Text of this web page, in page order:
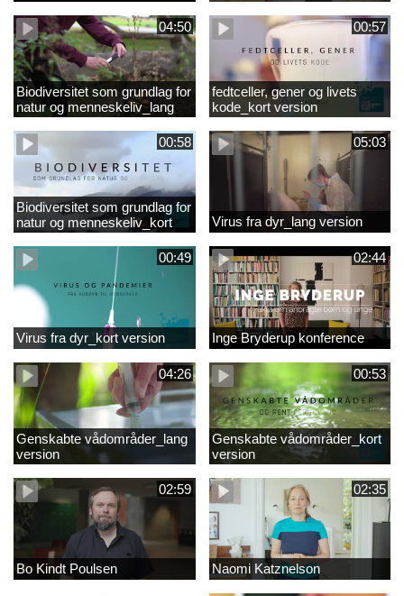
04:50
Biodiversitet som grundlag for
natur og menneskeliv_lang
version
00:57
fedtceller, gener og livets
kode_kort version
00:58
Biodiversitet som grundlag for
natur og menneskeliv_kort
version
05:03
Virus fra dyr_lang version
00:49
Virus fra dyr_kort version
02:44
Inge Bryderup konference
04:26
Genskabte vådområder_lang
version
00:53
Genskabte vådområder_kort
version
02:59
Bo Kindt Poulsen
02:35
Naomi Katznelson